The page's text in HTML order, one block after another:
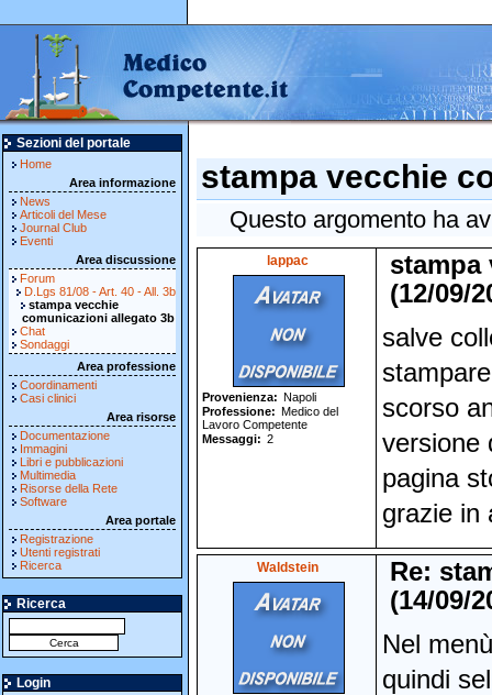
Sezioni del portale
Home
Area informazione
News
Articoli del Mese
Journal Club
Eventi
Area discussione
Forum
D.Lgs 81/08 - Art. 40 - All. 3b
stampa vecchie
comunicazioni allegato 3b
Chat
Sondaggi
Area professione
Coordinamenti
Casi clinici
Area risorse
Documentazione
Immagini
Libri e pubblicazioni
Multimedia
Risorse della Rete
Software
Area portale
Registrazione
Utenti registrati
Ricerca
Ricerca
Login
stampa vecchie
Questo argomento ha
lappac
Provenienza
Napoli
Professione
Medico del
Lavoro Competente
Messaggi
2
stampa
(12/09/
salve
scorso
versione
pagina
grazie in
Waldstein
Re:
(14/09/
Nel
quindi